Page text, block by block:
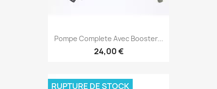
Pompe Complete Avec Booster...
24,00 €
RUPTURE DE STOCK